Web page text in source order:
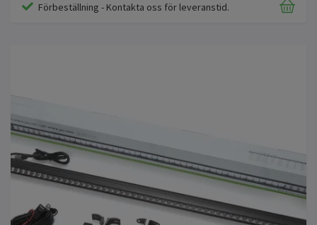
Förbeställning - Kontakta oss för leveranstid.